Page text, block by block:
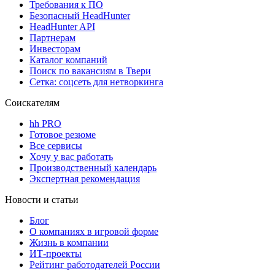
Требования к ПО
Безопасный HeadHunter
HeadHunter API
Партнерам
Инвесторам
Каталог компаний
Поиск по вакансиям в Твери
Сетка: соцсеть для нетворкинга
Соискателям
hh PRO
Готовое резюме
Все сервисы
Хочу у вас работать
Производственный календарь
Экспертная рекомендация
Новости и статьи
Блог
О компаниях в игровой форме
Жизнь в компании
ИТ-проекты
Рейтинг работодателей России